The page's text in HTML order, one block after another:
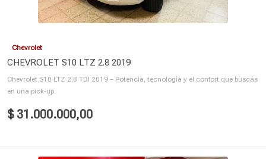
Chevrolet
CHEVROLET S10 LTZ 2.8 2019
Chevrolet S10 LTZ 2.8 TDI 2019 – Potencia, tecnología y el confort que buscás
en una pick-up.
$ 31.000.000,00